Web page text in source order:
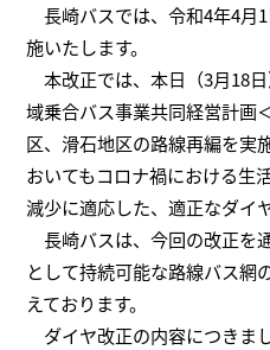
長崎バスでは、令和4年4月
施いたします。
本改正では、本日（3月18
域乗合バス事業共同経営計画
区、滑石地区の路線再編を実
おいてもコロナ禍における生
減少に適応した、適正なダイ
長崎バスは、今回の改正を
として持続可能な路線バス網
えております。
ダイヤ改正の内容につきま